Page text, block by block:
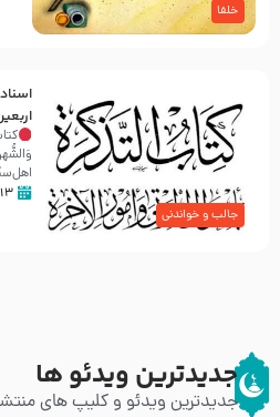
خلفا
جالب و خواندنی
اربعین
۱۳ /۰۵/ ۱۴۰۵
جدیدترین ویدئو ها
جدیدترین ویدئو و کلیپ های